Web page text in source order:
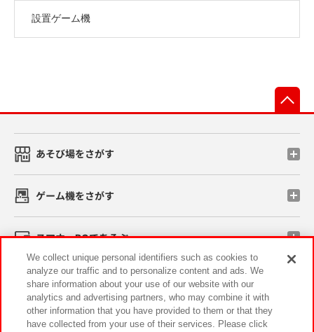
設置ゲーム機
あそび場をさがす
ゲーム機をさがす
スマホ・PCであそぶ
イベント・キャンペーン
We collect unique personal identifiers such as cookies to
analyze our traffic and to personalize content and ads. We
share information about your use of our website with our
analytics and advertising partners, who may combine it with
other information that you have provided to them or that they
have collected from your use of their services. Please click